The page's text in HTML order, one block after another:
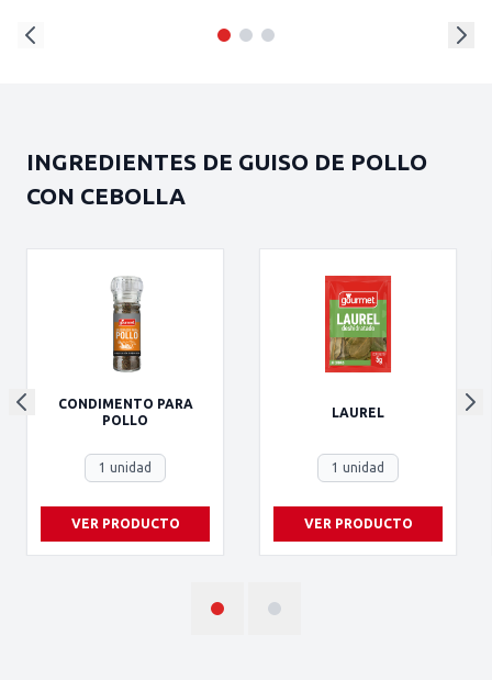
INGREDIENTES DE GUISO DE POLLO
CON CEBOLLA
CONDIMENTO PARA
POLLO
1 unidad
VER PRODUCTO
LAUREL
1 unidad
VER PRODUCTO